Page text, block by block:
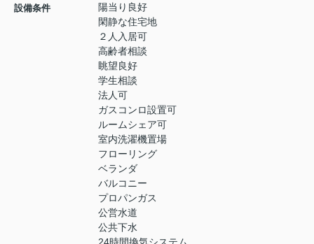
設備条件
陽当り良好
閑静な住宅地
２人入居可
高齢者相談
眺望良好
学生相談
法人可
ガスコンロ設置可
ルームシェア可
室内洗濯機置場
フローリング
ベランダ
バルコニー
プロパンガス
公営水道
公共下水